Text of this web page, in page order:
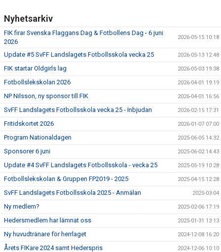
MEDLEM
LEDARE
SPONSRING & ANNONSPLATSER
DOKUMENT
INSTAGRAM
Nyhetsarkiv
FIK firar Svenska Flaggans Dag & Fotbollens Dag - 6 juni
2026
2026-05-15 10:18
Update #5 SvFF Landslagets Fotbollsskola vecka 25 2026-05-13 12:48
FIK startar Oldgirls lag 2026-05-03 19:38
Fotbollslekskolan 2026 2026-04-01 19:19
NP Nilsson, ny sponsor till FIK 2026-04-01 16:56
SvFF Landslagets Fotbollsskola vecka 25 - Inbjudan 2026-02-15 17:31
Fritidskortet 2026 2026-01-07 07:00
Program Nationaldagen 2025-06-05 14:32
Sponsorer 6 juni 2025-06-02 14:43
Update #4 SvFF Landslagets Fotbollsskola - vecka 25 2025-05-19 10:28
Fotbollslekskolan & Gruppen FP2019 - 2025 2025-04-15 12:28
SvFF Landslagets Fotbollsskola 2025 - Anmälan 2025-03-04
Ny medlem? 2025-02-06 17:19
Hedersmedlem har lämnat oss 2025-01-31 13:13
Ny huvudtränare för herrlaget 2024-12-08 16:20
Årets FIKare 2024 samt Hederspris 2024-12-06 10:10